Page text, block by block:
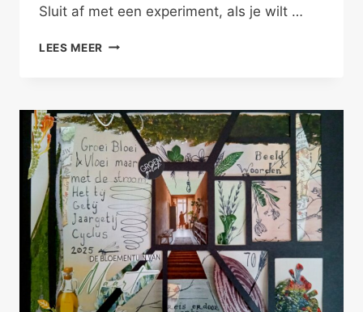
Sluit af met een experiment, als je wilt …
LEES MEER NAAR
VAN
JE
HOUDEN